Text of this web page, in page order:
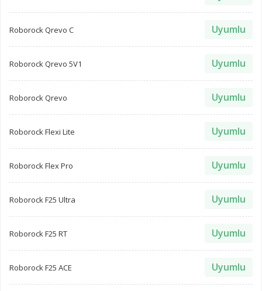
Roborock Qrevo C Uyumlu
Roborock Qrevo 5V1 Uyumlu
Roborock Qrevo Uyumlu
Roborock Flexi Lite Uyumlu
Roborock Flex Pro Uyumlu
Roborock F25 Ultra Uyumlu
Roborock F25 RT Uyumlu
Roborock F25 ACE Uyumlu